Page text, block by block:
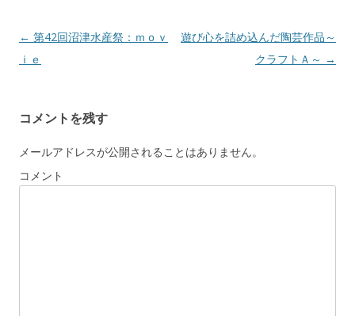
Post navigation
← 第42回沼津水産祭：ｍｏｖ
ｉｅ
遊び心を詰め込んだ陶芸作品～
クラフトＡ～ →
コメントを残す
メールアドレスが公開されることはありません。
コメント